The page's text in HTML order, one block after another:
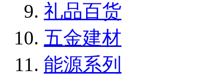
礼品百货
五金建材
能源系列